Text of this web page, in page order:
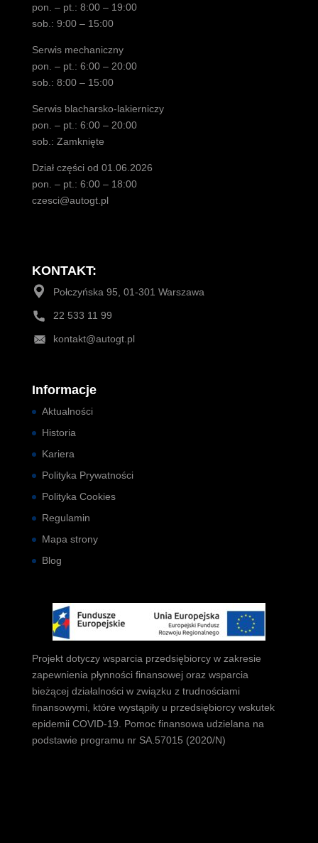
pon. – pt.: 8:00 – 19:00
sob.: 9:00 – 15:00
Serwis mechaniczny
pon. – pt.: 6:00 – 20:00
sob.: 8:00 – 15:00
Serwis blacharsko-lakierniczy
pon. – pt.: 6:00 – 20:00
sob.: Zamknięte
Dział części od 01.06.2026
pon. – pt.: 6:00 – 18:00
czesci@autogt.pl
KONTAKT:
Połczyńska 95, 01-301 Warszawa
22 533 11 99
kontakt@autogt.pl
Informacje
Aktualności
Historia
Kariera
Polityka Prywatności
Polityka Cookies
Regulamin
Mapa strony
Blog
Projekt dotyczy wsparcia przedsiębiorcy w zakresie
zapewnienia płynności finansowej oraz wsparcia
bieżącej działalności w związku z trudnościami
finansowymi, które wystąpiły u przedsiębiorcy wskutek
epidemii COVID-19. Pomoc finansowa udzielana na
podstawie programu nr SA.57015 (2020/N)